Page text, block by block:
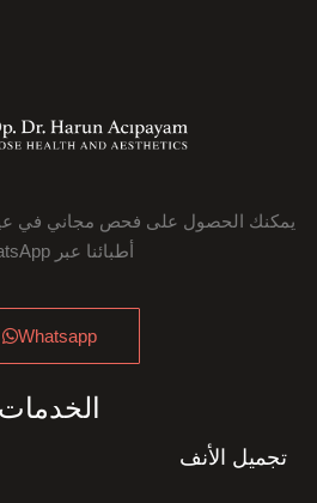
يمكنك الحصول على فحص مجاني في
أطبائنا عبر WhatsApp.
Whatsapp
الخدمات
تجميل الأنف